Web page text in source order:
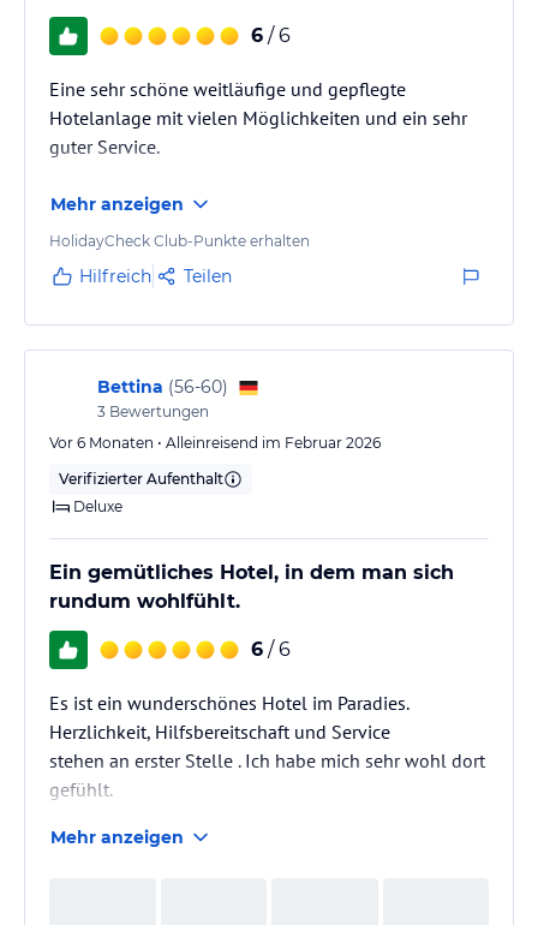
6 / 6
Eine sehr schöne weitläufige und gepflegte
Hotelanlage mit vielen Möglichkeiten und ein sehr
guter Service.
Mehr anzeigen
HolidayCheck Club-Punkte erhalten
Hilfreich Teilen
Bettina (56-60)
3 Bewertungen
Vor 6 Monaten • Alleinreisend im Februar 2026
Verifizierter Aufenthalt
Deluxe
Ein gemütliches Hotel, in dem man sich
rundum wohlfühlt.
6 / 6
Es ist ein wunderschönes Hotel im Paradies.
Herzlichkeit, Hilfsbereitschaft und Service
stehen an erster Stelle . Ich habe mich sehr wohl dort
gefühlt.
Mehr anzeigen